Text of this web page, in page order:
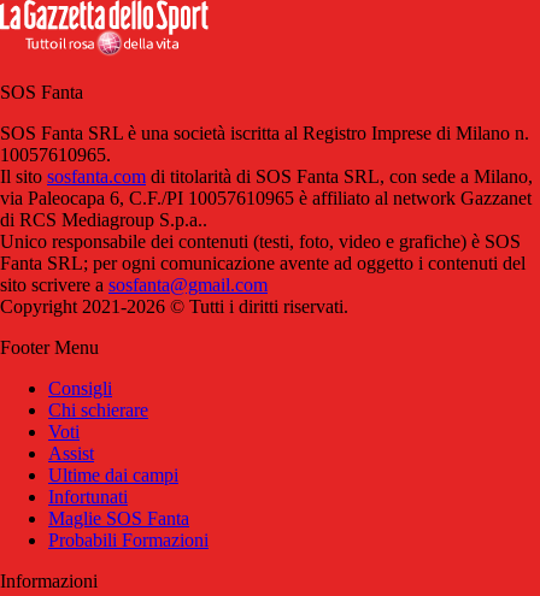
SOS Fanta
SOS Fanta SRL è una società iscritta al Registro Imprese di Milano n.
10057610965.
Il sito sosfanta.com di titolarità di SOS Fanta SRL, con sede a Milano,
via Paleocapa 6, C.F./PI 10057610965 è affiliato al network Gazzanet
di RCS Mediagroup S.p.a..
Unico responsabile dei contenuti (testi, foto, video e grafiche) è SOS
Fanta SRL; per ogni comunicazione avente ad oggetto i contenuti del
sito scrivere a sosfanta@gmail.com
Copyright 2021-2026 © Tutti i diritti riservati.
Footer Menu
Consigli
Chi schierare
Voti
Assist
Ultime dai campi
Infortunati
Maglie SOS Fanta
Probabili Formazioni
Informazioni